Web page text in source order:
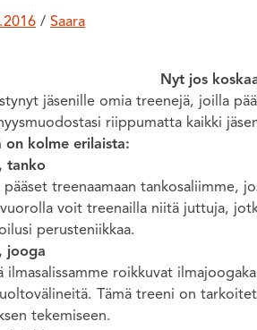
/Saara
Nyt jos
jäsenille omia treenejä, joilla
riippumatta kaikki
on kolme erilaista:
tanko
pääset treenaamaan tankosaliimme,
voit treenailla niitä juttuja,
perusteniikkaa.
jooga
ilmasalissamme roikkuvat
Tämä treeni on
tekemiseen.